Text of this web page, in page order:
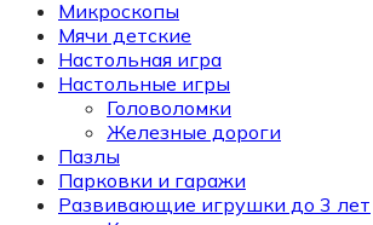
Микроскопы
Мячи детские
Настольная игра
Настольные игры
Головоломки
Железные дороги
Пазлы
Парковки и гаражи
Развивающие игрушки до 3 лет